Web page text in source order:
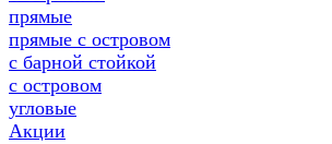
прямые
прямые с островом
с барной стойкой
с островом
угловые
Акции